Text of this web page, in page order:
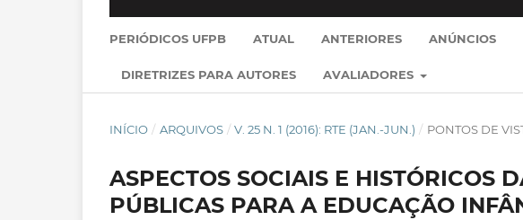
PERIÓDICOS UFPB ATUAL ANTERIORES ANÚNCIOS
DIRETRIZES PARA AUTORES AVALIADORES
INÍCIO / ARQUIVOS / V. 25 N. 1 (2016): RTE (JAN.-JUN.) / PONTOS DE
ASPECTOS SOCIAIS E HISTÓRICOS
PÚBLICAS PARA A EDUCAÇÃO